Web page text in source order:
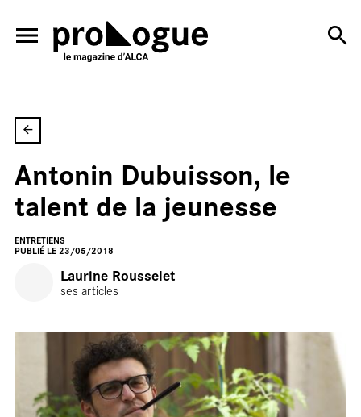
ALLER AU CONTENU PRINCIPAL
Antonin Dubuisson, le
talent de la jeunesse
ENTRETIENS
PUBLIÉ LE 23/05/2018
Laurine Rousselet
ses articles